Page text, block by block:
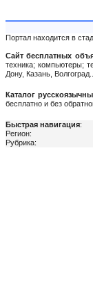
Портал находится в
Сайт бесплатных
техника; компьютеры;
Дону, Казань,
Каталог
бесплатно и без
Быстрая навигация:
Регион:
Рубрика: